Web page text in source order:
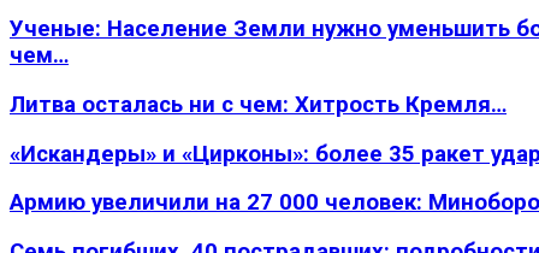
Ученые: Население Земли нужно уменьшить
чем…
Литва осталась ни с чем: Хитрость Кремля…
«Искандеры» и «Цирконы»: более 35 ракет
Армию увеличили на 27 000 человек: